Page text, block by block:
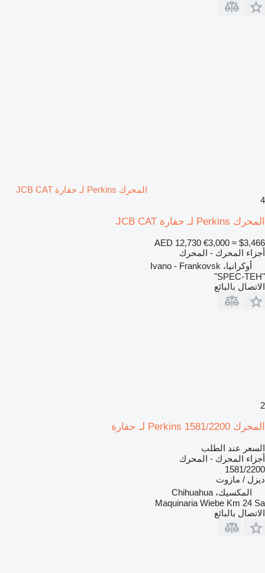
المحرك Perkins لـ حفارة JCB CAT
4
المحرك Perkins لـ حفارة JCB CAT
AED 12,730 €3,000 ≈ $3,466
أجزاء المحرك - المحرك
أوكرانيا، Ivano - Frankovsk
"SPEC-TEH"
الاتصال بالبائع
2
المحرك Perkins 1581/2200 لـ حفارة
السعر عند الطلب
أجزاء المحرك - المحرك
1581/2200
ديزل / مازوت
المكسيك، Chihuahua
Maquinaria Wiebe Km 24 Sa
الاتصال بالبائع